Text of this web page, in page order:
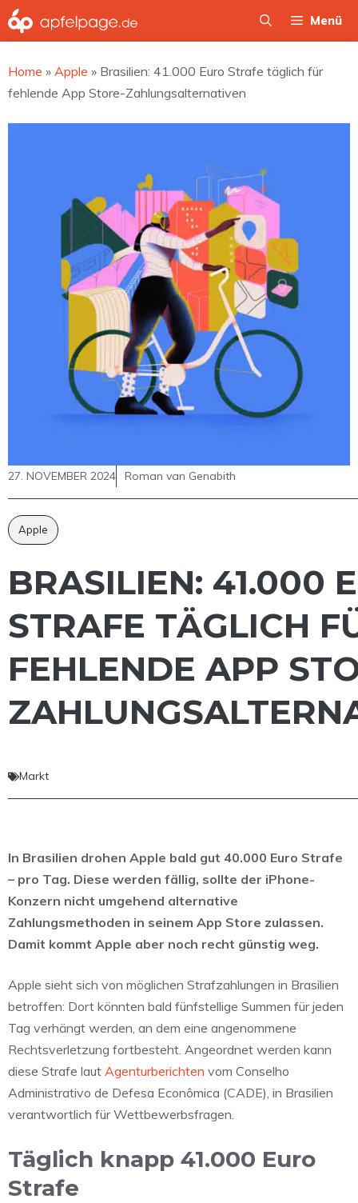
Zum
Inhalt
Menü
Home » Apple » Brasilien: 41.000 Euro Strafe täglich für
fehlende App Store-Zahlungsalternativen
27. NOVEMBER 2024 Roman van Genabith
Apple
BRASILIEN: 41.000
STRAFE TÄGLICH
FEHLENDE APP
Markt
In Brasilien drohen Apple bald gut 40.000 Euro Strafe
– pro Tag. Diese werden fällig, sollte der iPhone-
Konzern nicht umgehend alternative
Zahlungsmethoden in seinem App Store zulassen.
Damit kommt Apple aber noch recht günstig weg.
Apple sieht sich von möglichen Strafzahlungen in Brasilien
betroffen: Dort könnten bald fünfstellige Summen für jeden
Tag verhängt werden, an dem eine angenommene
Rechtsverletzung fortbesteht. Angeordnet werden kann
diese Strafe laut Agenturberichten vom Conselho
Administrativo de Defesa Econômica (CADE), in Brasilien
verantwortlich für Wettbewerbsfragen.
Täglich knapp 41.000 Euro
Strafe